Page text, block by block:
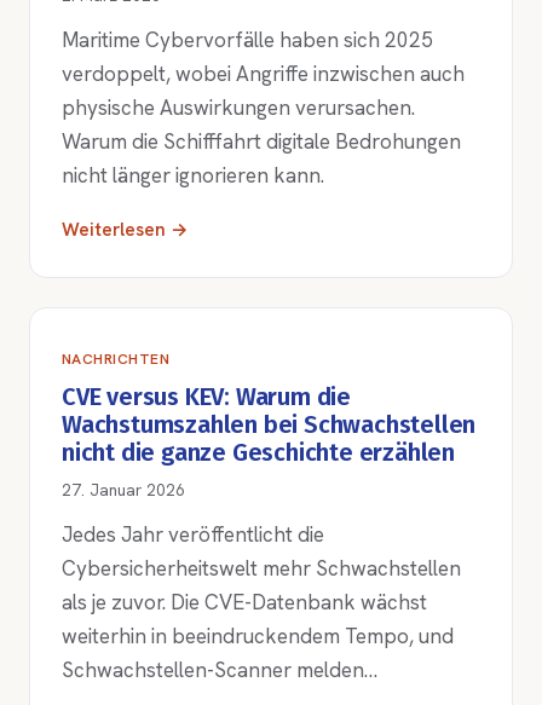
Maritime Cybervorfälle haben sich 2025
verdoppelt, wobei Angriffe inzwischen auch
physische Auswirkungen verursachen.
Warum die Schifffahrt digitale Bedrohungen
nicht länger ignorieren kann.
Weiterlesen →
NACHRICHTEN
CVE versus KEV: Warum die
Wachstumszahlen bei Schwachstellen
nicht die ganze Geschichte erzählen
27. Januar 2026
Jedes Jahr veröffentlicht die
Cybersicherheitswelt mehr Schwachstellen
als je zuvor. Die CVE-Datenbank wächst
weiterhin in beeindruckendem Tempo, und
Schwachstellen-Scanner melden…